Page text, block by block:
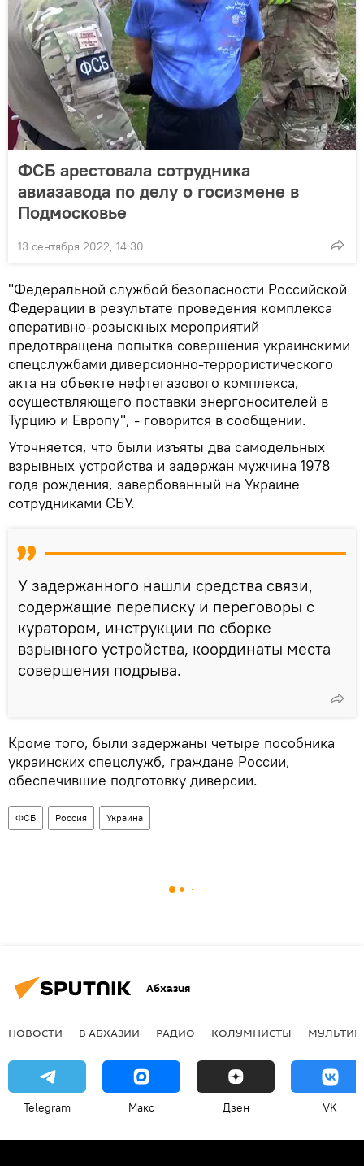
ФСБ арестовала сотрудника
авиазавода по делу о госизмене в
Подмосковье
13 сентября 2022, 14:30
"Федеральной службой безопасности Российской
Федерации в результате проведения комплекса
оперативно-розыскных мероприятий
предотвращена попытка совершения украинскими
спецслужбами диверсионно-террористического
акта на объекте нефтегазового комплекса,
осуществляющего поставки энергоносителей в
Турцию и Европу", - говорится в сообщении.
Уточняется, что были изъяты два самодельных
взрывных устройства и задержан мужчина 1978
года рождения, завербованный на Украине
сотрудниками СБУ.
У задержанного нашли средства связи,
содержащие переписку и переговоры с
куратором, инструкции по сборке
взрывного устройства, координаты места
совершения подрыва.
Кроме того, были задержаны четыре пособника
украинских спецслужб, граждане России,
обеспечившие подготовку диверсии.
ФСБ Россия Украина
Абхазия
НОВОСТИ В АБХАЗИИ РАДИО КОЛУМНИСТЫ
Telegram Макс Дзен VK